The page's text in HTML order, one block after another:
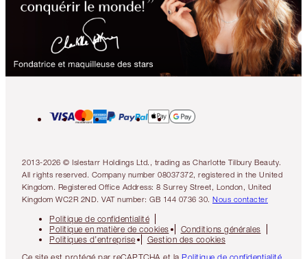
2013-2026 © Islestarr Holdings Ltd., trading as Charlotte Tilbury Beauty.
All rights reserved. Company number 08037372, registered in the United
Kingdom. Registered Office Address: 8 Surrey Street, London, United
Kingdom WC2R 2ND. VAT number: GB 144 0736 30. Nous contacter
Politique de confidentialité
Politique en matière de cookies
Conditions générales
Politiques d’entreprise
Gestion des cookies